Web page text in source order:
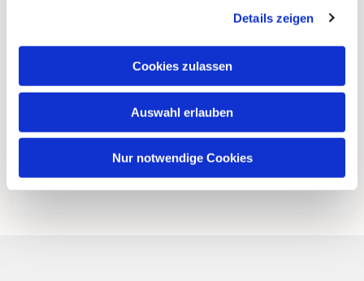
Details zeigen
Cookies zulassen
Auswahl erlauben
Nur notwendige Cookies